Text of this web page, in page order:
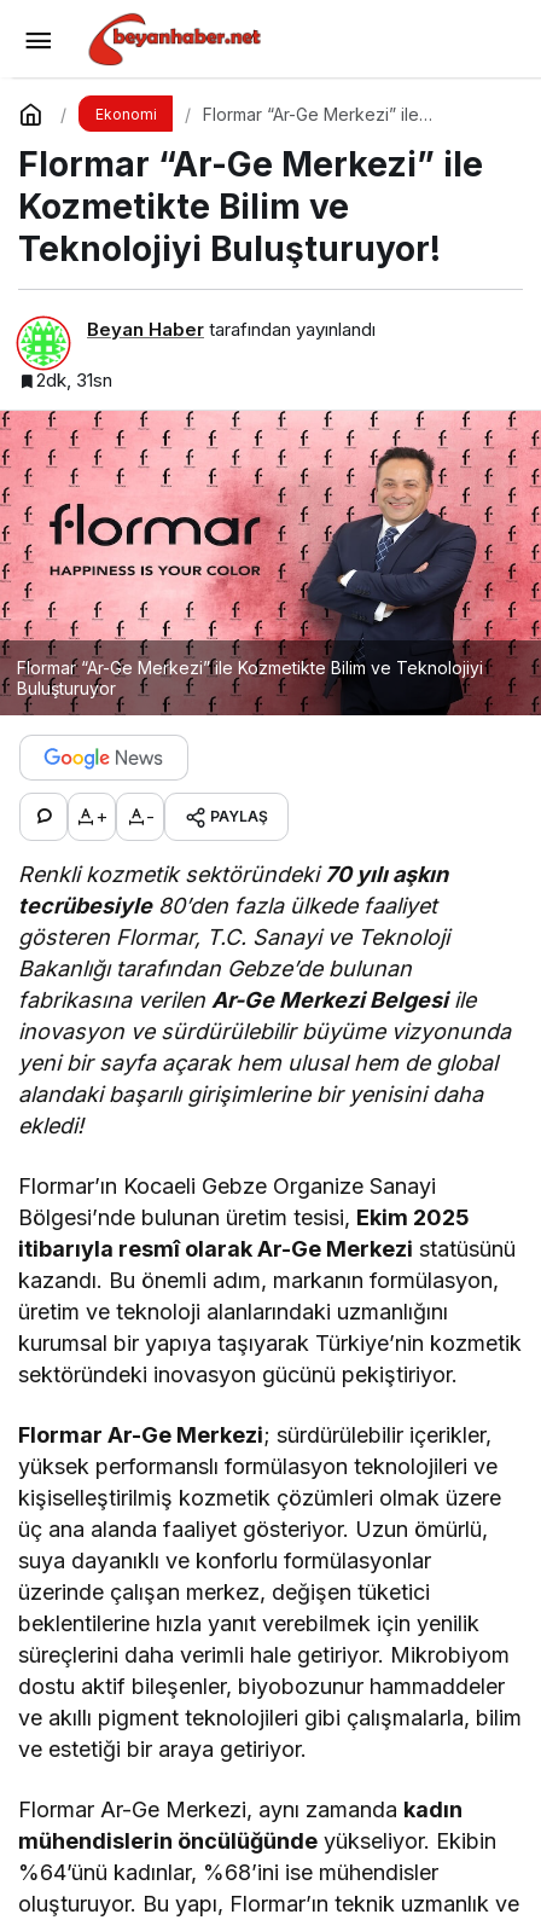
Ekonomi
Flormar “Ar-Ge Merkezi” ile
Buluşturuyor!
Flormar “Ar-Ge Merkezi” ile
Kozmetikte Bilim ve
Teknolojiyi Buluşturuyor!
Beyan Haber tarafından yayınlandı
2dk, 31sn
Flormar “Ar-Ge Merkezi” ile Kozmetikte Bilim ve Teknolojiyi
Buluşturuyor
+ - PAYLAŞ
Renkli kozmetik sektöründeki70 yılı aşkın
tecrübesiyle80’den fazla ülkede faaliyet
gösteren Flormar, T.C. Sanayi ve Teknoloji
Bakanlığı tarafından Gebze’de bulunan
fabrikasına verilen Ar-Ge Merkezi Belgesiile
inovasyon ve sürdürülebilir büyüme vizyonunda
yeni bir sayfa açarak hem ulusal hem de global
alandaki başarılı girişimlerine bir yenisini daha
ekledi!
Flormar’ın Kocaeli Gebze Organize Sanayi
Bölgesi’nde bulunan üretim tesisi, Ekim 2025
itibarıyla resmî olarak Ar-Ge Merkezi statüsünü
kazandı. Bu önemli adım, markanın formülasyon,
üretim ve teknoloji alanlarındaki uzmanlığını
kurumsal bir yapıya taşıyarak Türkiye’nin kozmetik
sektöründeki inovasyon gücünü pekiştiriyor.
Flormar Ar-Ge Merkezi; sürdürülebilir içerikler,
yüksek performanslı formülasyon teknolojileri ve
kişiselleştirilmiş kozmetik çözümleri olmak üzere
üç ana alanda faaliyet gösteriyor. Uzun ömürlü,
suya dayanıklı ve konforlu formülasyonlar
üzerinde çalışan merkez, değişen tüketici
beklentilerine hızla yanıt verebilmek için yenilik
süreçlerini daha verimli hale getiriyor. Mikrobiyom
dostu aktif bileşenler, biyobozunur hammaddeler
ve akıllı pigment teknolojileri gibi çalışmalarla, bilim
ve estetiği bir araya getiriyor.
Flormar Ar-Ge Merkezi, aynı zamanda kadın
mühendislerin öncülüğünde yükseliyor. Ekibin
%64’ünü kadınlar, %68’ini ise mühendisler
oluşturuyor. Bu yapı, Flormar’ın teknik uzmanlık ve
Erken Emeklilik Hayalleri ve Gerçekler
Yorum Yap